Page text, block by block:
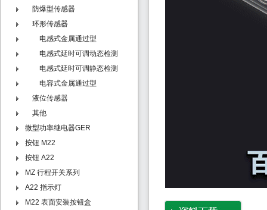
防爆型传感器
环形传感器
电感式金属通过型
电感式延时可调动态检测
型 - N系列
电感式延时可调静态检测
型 - T系列
电容式金属通过型
液位传感器
其他
微型功率继电器GER
按钮 M22
按钮 A22
MZ 行程开关系列
A22 指示灯
M22 表面安装按钮盒